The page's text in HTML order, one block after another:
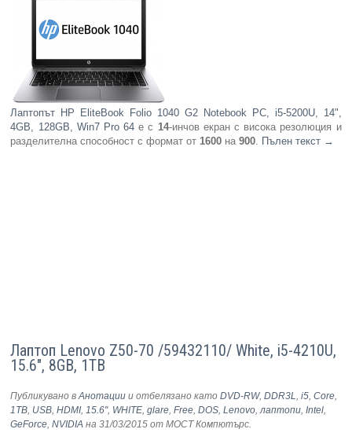
Лаптопът HP EliteBook Folio 1040 G2 Notebook PC, i5-5200U, 14",
4GB, 128GB, Win7 Pro 64 е с 14-инчов екран с висока резолюция и
разделителна способност с формат от1600 на900. Пълен текст →
Лаптоп Lenovo Z50-70 /59432110/ White, i5-4210U,
15.6", 8GB, 1TB
Публикувано вАнотации и отбелязано катоDVD-RW,DDR3L,i5,Core,
1TB, USB,HDMI,15.6'', WHITE,glare,Free,DOS,Lenovo,лаптопи,Intel,
GeForce,NVIDIA на 31/03/2015 от МОСТ Компютърс.